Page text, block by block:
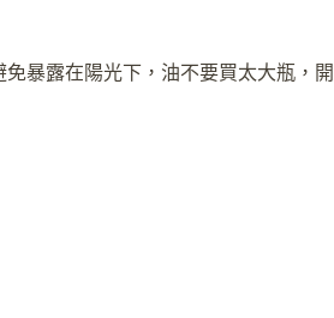
暴露在陽光下，油不要買太大瓶，開